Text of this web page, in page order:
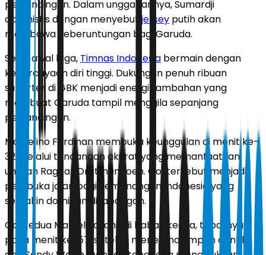
pertandingan. Dalam unggahannya, Sumardji
optimistis dengan menyebut jersey putih akan
membawa keberuntungan bagi Garuda.
Sejak awal laga, Timnas Indonesia bermain dengan
kepercayaan diri tinggi. Dukungan penuh ribuan
suporter di GBK menjadi energi tambahan yang
membuat Garuda tampil menggila sepanjang
pertandingan.
Marselino Ferdinan membuka keunggulan di menit ke-
32 melalui tendangan akurat yang memanfaatkan
umpan Ragnar Oratmangoen. Gol tersebut menjadi
pembuka jalan bagi kemenangan Indonesia yang
semakin dominan di lapangan.
Gol kedua Marselino lahir di babak kedua, tepatnya
pada menit ke-57, setelah menerima umpan cantik